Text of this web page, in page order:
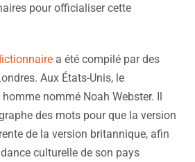
pour officialiser cette
a été compilé par des
Aux États-Unis, le
nommé Noah Webster. Il
des mots pour que la version
de la version britannique, afin
culturelle de son pays